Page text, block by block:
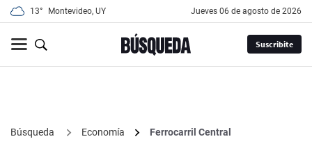
13° Montevideo, UY jueves 06 de agosto de 2026
Suscribite
Búsqueda Economía
Ferrocarril Central